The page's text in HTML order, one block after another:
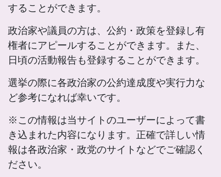
することができます。
政治家や議員の方は、公約・政策を登録し有
権者にアピールすることができます。また、
日頃の活動報告も登録することができます。
選挙の際に各政治家の公約達成度や実行力な
ど参考になれば幸いです。
※この情報は当サイトのユーザーによって書
き込まれた内容になります。正確で詳しい情
報は各政治家・政党のサイトなどでご確認く
ださい。